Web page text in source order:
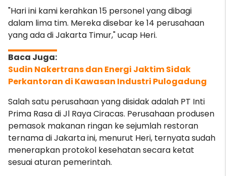
"Hari ini kami kerahkan 15 personel yang dibagi
dalam lima tim. Mereka disebar ke 14 perusahaan
yang ada di Jakarta Timur," ucap Heri.
Sudin Nakertrans dan Energi Jaktim Sidak
Perkantoran di Kawasan Industri Pulogadung
Salah satu perusahaan yang disidak adalah PT Inti
Prima Rasa di Jl Raya Ciracas. Perusahaan produsen
pemasok makanan ringan ke sejumlah restoran
ternama di Jakarta ini, menurut Heri, ternyata sudah
menerapkan protokol kesehatan secara ketat
sesuai aturan pemerintah.